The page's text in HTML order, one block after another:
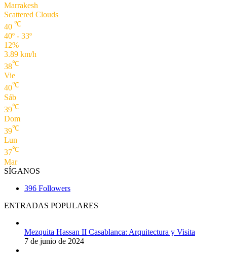
Marrakesh
Scattered Clouds
40 ℃
40º - 33º
12%
3.89 km/h
38℃
Vie
40℃
Sáb
39℃
Dom
39℃
Lun
37℃
Mar
SÍGANOS
396 Followers
ENTRADAS POPULARES
Mezquita Hassan II Casablanca: Arquitectura y Visita
7 de junio de 2024